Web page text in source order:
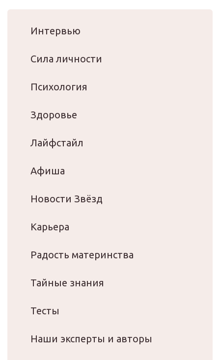
Интервью
Сила личности
Психология
Здоровье
Лайфстайл
Афиша
Новости Звёзд
Карьера
Радость материнства
Тайные знания
Тесты
Наши эксперты и авторы